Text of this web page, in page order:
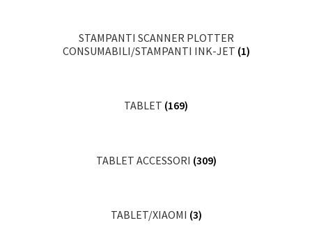
STAMPANTI SCANNER PLOTTER
CONSUMABILI/STAMPANTI INK-JET (1)
TABLET (169)
TABLET ACCESSORI (309)
TABLET/XIAOMI (3)